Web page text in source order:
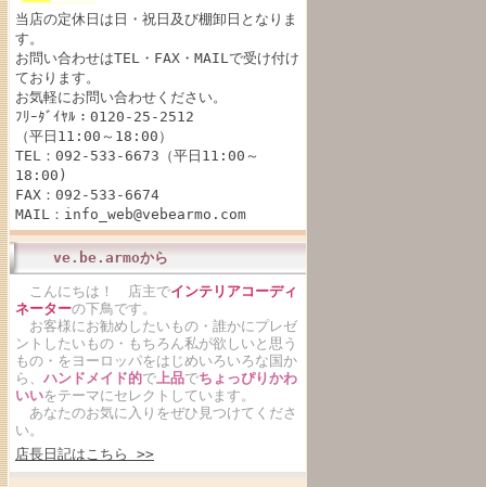
当店の定休日は日・祝日及び棚卸日となりま
す。
お問い合わせはTEL・FAX・MAILで受け付け
ております。
お気軽にお問い合わせください。
ﾌﾘｰﾀﾞｲﾔﾙ：0120-25-2512
（平日11:00～18:00）
TEL：092-533-6673（平日11:00～
18:00)
FAX：092-533-6674
MAIL：info_web@vebearmo.com
ve.be.armoから
こんにちは！ 店主でインテリアコーディ
ネーターの下鳥です。
お客様にお勧めしたいもの・誰かにプレゼ
ントしたいもの・もちろん私が欲しいと思う
もの・をヨーロッパをはじめいろいろな国か
ら、 ハンドメイド的で 上品でちょっぴりかわ
いいをテーマにセレクトしています。
あなたのお気に入りをぜひ見つけてくださ
い。
店長日記はこちら >>